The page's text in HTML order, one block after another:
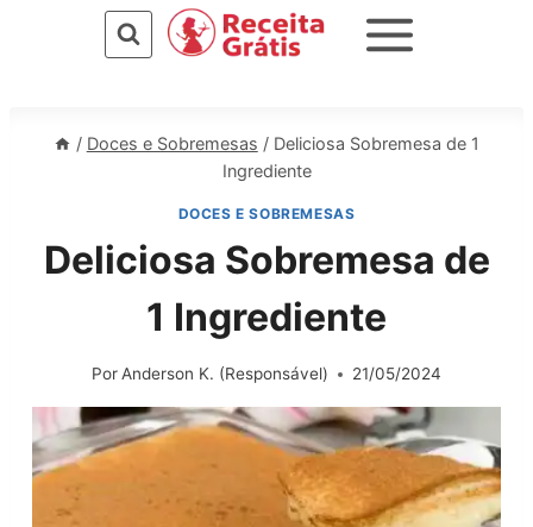
/ Doces e Sobremesas / Deliciosa Sobremesa de 1
Ingrediente
DOCES E SOBREMESAS
Deliciosa Sobremesa de
1 Ingrediente
PorAnderson K. (Responsável) 21/05/2024